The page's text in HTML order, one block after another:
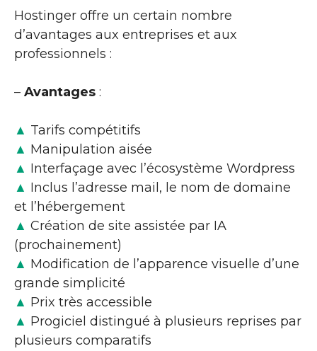
Hostinger offre un certain nombre
d’avantages aux entreprises et aux
professionnels :
– Avantages :
▲ Tarifs compétitifs
▲ Manipulation aisée
▲ Interfaçage avec l’écosystème Wordpress
▲ Inclus l’adresse mail, le nom de domaine
et l’hébergement
▲ Création de site assistée par IA
(prochainement)
▲ Modification de l’apparence visuelle d’une
grande simplicité
▲ Prix très accessible
▲ Progiciel distingué à plusieurs reprises par
plusieurs comparatifs